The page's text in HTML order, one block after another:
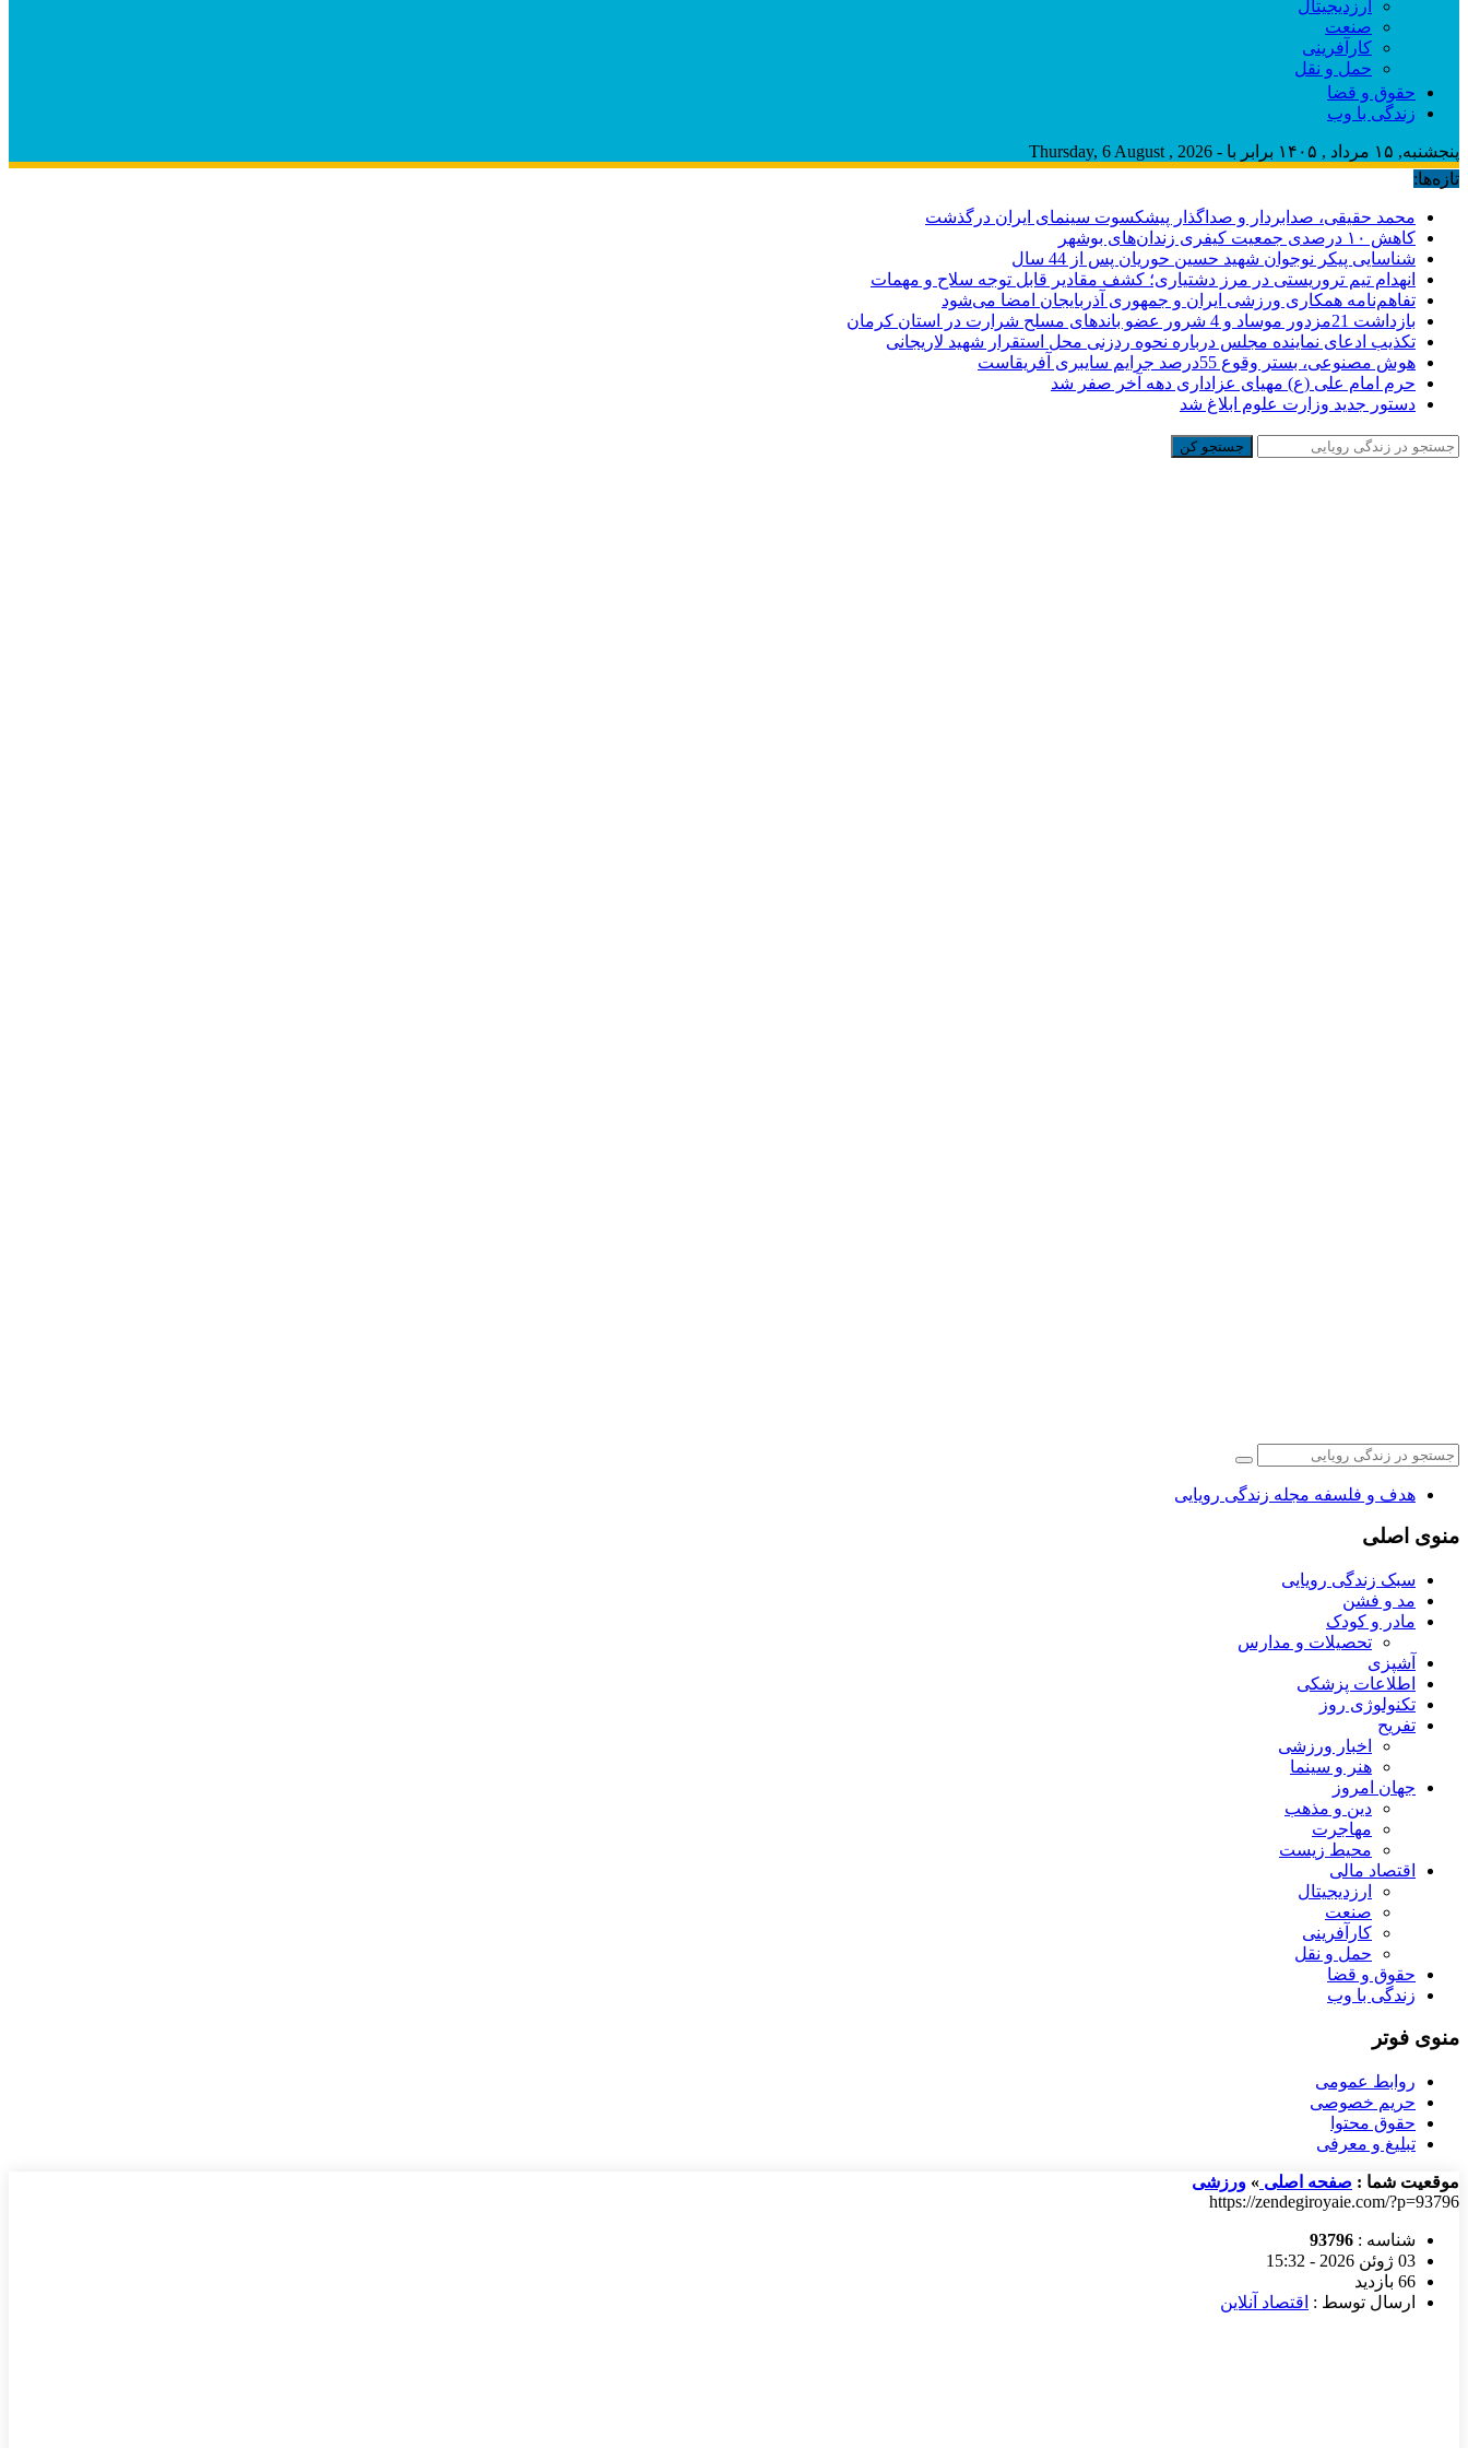
ارزدیجیتال
صنعت
کارآفرینی
حمل و نقل
حقوق و قضا
زندگی با وب
پنجشنبه, ۱۵ مرداد , ۱۴۰۵ برابر با - Thursday, 6 August , 2026
تازه‌ها:
محمد حقیقی، صدابردار و صداگذار پیشکسوت سینمای ایران درگذشت
کاهش ۱۰ درصدی جمعیت کیفری زندان‌های بوشهر
شناسایی پیکر نوجوان شهید حسین حوریان پس از 44 سال
انهدام تیم تروریستی در مرز دشتیاری؛ کشف مقادیر قابل توجه سلاح و مهمات
تفاهم‌نامه همکاری ورزشی ایران و جمهوری آذربایجان امضا می‌شود
بازداشت 21مزدور موساد و 4 شرور عضو باندهای مسلح شرارت در استان کرمان
تکذیب ادعای نماینده مجلس درباره نحوه ردزنی محل استقرار شهید لاریجانی
هوش مصنوعی، بستر وقوع 55درصد جرایم سایبری آفریقاست
حرم امام علی (ع) مهیای عزاداری دهه آخر صفر شد
دستور جدید وزارت علوم ابلاغ شد
جستجو کن
هدف و فلسفه مجله زندگی رویایی
منوی اصلی
سبک زندگی رویایی
مد و فشن
مادر و کودک
تحصیلات و مدارس
آشپزی
اطلاعات پزشکی
تکنولوژی روز
تفریح
اخبار ورزشی
هنر و سینما
جهان امروز
دین و مذهب
مهاجرت
محیط زیست
اقتصاد مالی
ارزدیجیتال
صنعت
کارآفرینی
حمل و نقل
حقوق و قضا
زندگی با وب
منوی فوتر
روابط عمومی
حریم خصوصی
حقوق محتوا
تبلیغ و معرفی
موقعیت شما : صفحه اصلی » ورزشی
https://zendegiroyaie.com/?p=93796
شناسه : 93796
03 ژوئن 2026 - 15:32
66 بازدید
ارسال توسط : اقتصاد آنلاین